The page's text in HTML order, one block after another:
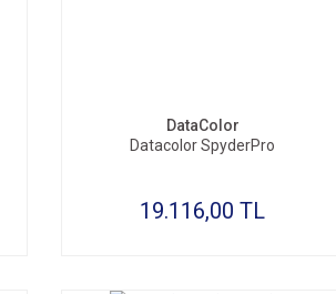
DataColor
Datacolor SpyderPro
19.116,00 TL